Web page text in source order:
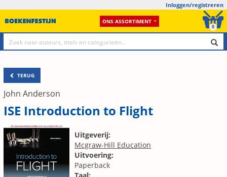
Inloggen/registreren
ONS ASSORTIMENT
0
TERUG
John Anderson
ISE Introduction to Flight
Uitgeverij:
Mcgraw-Hill Education
Uitvoering:
Paperback